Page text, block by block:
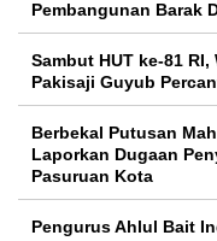
Pembangunan Barak
Sambut HUT ke-81 RI,
Pakisaji Guyub
Berbekal Putusan
Laporkan Dugaan
Pasuruan Kota
Pengurus Ahlul Bait